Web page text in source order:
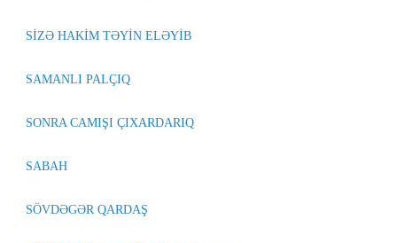
SİZƏ HAKİM TƏYİN ELƏYİB
SAMANLI PALÇIQ
SONRA CAMIŞI ÇIXARDARIQ
SABAH
SÖVDƏGƏR QARDAŞ